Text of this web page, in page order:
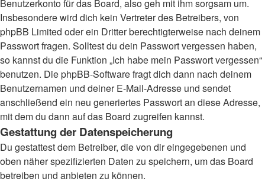
Benutzerkonto für das Board, also geh mit ihm sorgsam um.
Insbesondere wird dich kein Vertreter des Betreibers, von
phpBB Limited oder ein Dritter berechtigterweise nach deinem
Passwort fragen. Solltest du dein Passwort vergessen haben,
so kannst du die Funktion „Ich habe mein Passwort vergessen“
benutzen. Die phpBB-Software fragt dich dann nach deinem
Benutzernamen und deiner E-Mail-Adresse und sendet
anschließend ein neu generiertes Passwort an diese Adresse,
mit dem du dann auf das Board zugreifen kannst.
Gestattung der Datenspeicherung
Du gestattest dem Betreiber, die von dir eingegebenen und
oben näher spezifizierten Daten zu speichern, um das Board
betreiben und anbieten zu können.